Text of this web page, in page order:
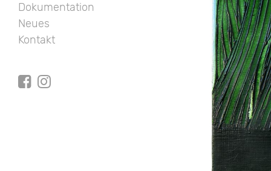
Dokumentation
Neues
Kontakt